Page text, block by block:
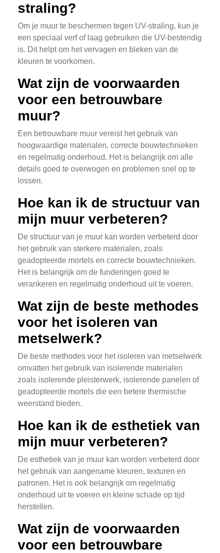
straling?
Om je muur te beschermen tegen UV-straling, kun je
een speciaal verf of laag gebruiken die UV-bestendig
is. Dit helpt om het vervagen en bleken van de
kleuren te voorkomen.
Wat zijn de voorwaarden
voor een betrouwbare
muur?
Een betrouwbare muur vereist het gebruik van
hoogwaardige materialen, correcte bouwtechnieken
en regelmatig onderhoud. Het is belangrijk om alle
details goed te overwogen en problemen snel op te
lossen.
Hoe kan ik de structuur van
mijn muur verbeteren?
De structuur van je muur kan worden verbeterd door
het gebruik van sterkere materialen, zoals
geadopteerde mortels en correcte bouwtechnieken.
Het is belangrijk om de funderingen goed te
verankeren en regelmatig onderhoud uit te voeren.
Wat zijn de beste methodes
voor het isoleren van
metselwerk?
De beste methodes voor het isoleren van metselwerk
omvatten het gebruik van isolerende materialen
zoals isolerende pleisterwerk, isolerende panelen of
geadopteerde mortels die een betere thermische
weerstand bieden.
Hoe kan ik de esthetiek van
mijn muur verbeteren?
De esthetiek van je muur kan worden verbeterd door
het gebruik van aangename kleuren, texturen en
patronen. Het is ook belangrijk om regelmatig
onderhoud uit te voeren en kleine schade op tijd
herstellen.
Wat zijn de voorwaarden
voor een betrouwbare